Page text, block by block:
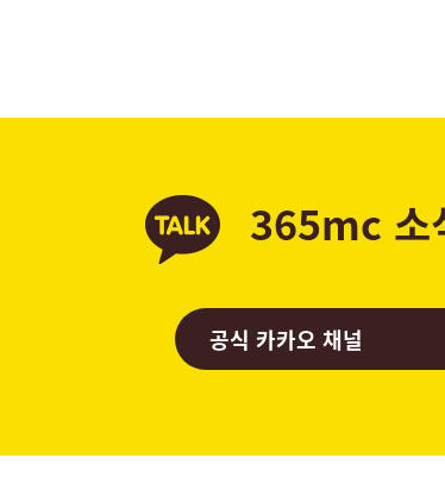
365mc 소
공식 카카오 채널